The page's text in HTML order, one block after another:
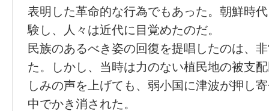
表明した革命的な行為でもあった。朝鮮時
験し、人々は近代に目覚めたのだ。
民族のあるべき姿の回復を提唱したのは、
た。しかし、当時は力のない植民地の被支
しみの声を上げても、弱小国に津波が押し
中でかき消された。